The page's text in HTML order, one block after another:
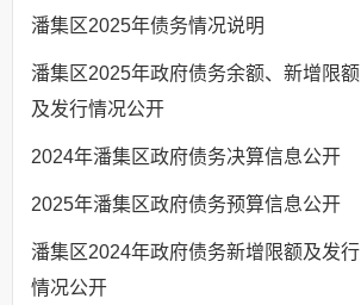
潘集区2025年债务情况说明
潘集区2025年政府债务余额、新增限额
及发行情况公开
2024年潘集区政府债务决算信息公开
2025年潘集区政府债务预算信息公开
潘集区2024年政府债务新增限额及发行
情况公开